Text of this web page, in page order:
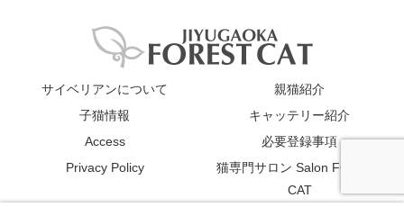
サイベリアンについて
親猫紹介
子猫情報
キャッテリー紹介
Access
必要登録事項
Privacy Policy
猫専門サロン Salon FOREST
CAT